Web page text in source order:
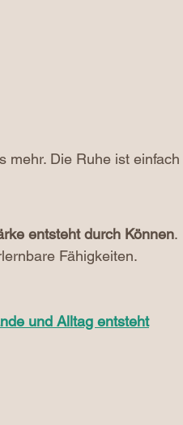
mehr. Die Ruhe ist
entsteht durch Können.
Fähigkeiten.
und Alltag entsteht